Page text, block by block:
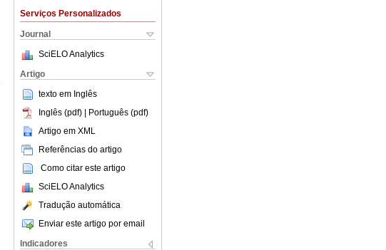
Serviços Personalizados
Journal
SciELO Analytics
Artigo
texto em Inglês
Inglês (pdf) | Português (pdf)
Artigo em XML
Referências do artigo
Como citar este artigo
SciELO Analytics
Tradução automática
Enviar este artigo por email
Indicadores